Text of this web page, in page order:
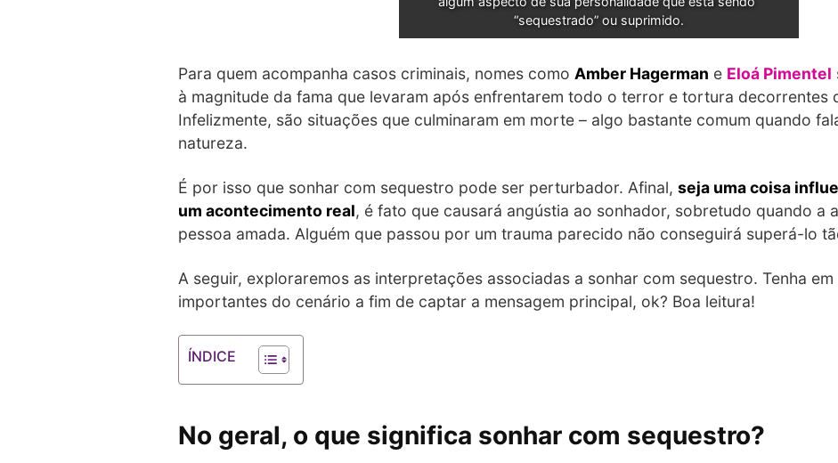
“sequestrado” ou suprimido.
Para quem acompanha casos criminais, nomes como Amber Hagerman e Eloá Pimentel
à magnitude da fama que levaram após enfrentarem todo o terror e tortura decorrentes
Infelizmente, são situações que culminaram em morte – algo bastante comum quando
natureza.
É por isso que sonhar com sequestro pode ser perturbador. Afinal, seja uma coisa
um acontecimento real, é fato que causará angústia ao sonhador, sobretudo quando a
pessoa amada. Alguém que passou por um trauma parecido não conseguirá superá-lo
A seguir, exploraremos as interpretações associadas a sonhar com sequestro. Tenha
importantes do cenário a fim de captar a mensagem principal, ok? Boa leitura!
ÍNDICE
No geral, o que significa sonhar com sequestro?